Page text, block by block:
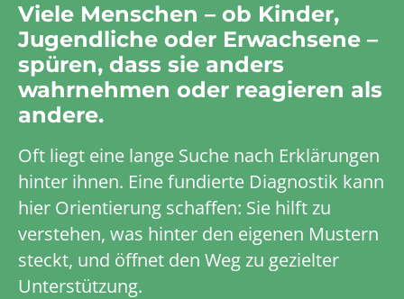
Viele Menschen – ob Kinder,
Jugendliche oder Erwachsene –
spüren, dass sie anders
wahrnehmen oder reagieren als
andere.
Oft liegt eine lange Suche nach Erklärungen
hinter ihnen. Eine fundierte Diagnostik kann
hier Orientierung schaffen: Sie hilft zu
verstehen, was hinter den eigenen Mustern
steckt, und öffnet den Weg zu gezielter
Unterstützung.